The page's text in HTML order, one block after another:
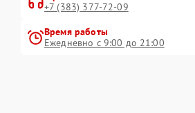
+7 (383) 377-72-09
Время работы
Ежедневно с 9:00 до 21:00